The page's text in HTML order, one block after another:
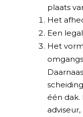
plaats
Het
Een
Het
één